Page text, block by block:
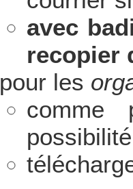
avec
recopier
pour les
comme